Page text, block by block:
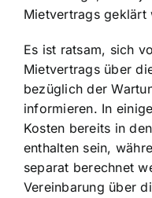
Mietvertrags geklärt
Es ist ratsam, sich
Mietvertrags über
bezüglich der
informieren. In
Kosten bereits in
enthalten sein,
separat berechnet
Vereinbarung über